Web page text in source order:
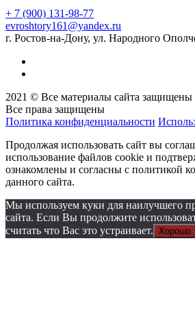
+ 7 (900) 131-98-77
evroshtory161@yandex.ru
г. Ростов-на-Дону, ул. Народного
2021 © Все материалы сайта защищены
Все права защищены
Политика конфиденциальности
Продолжая использовать сайт вы
использование файлов cookie и
ознакомлены и согласны с политикой
данного сайта.
Мы используем куки для наилучшего
сайта. Если Вы продолжите
считать что Вас это устраивает.
Хорошо